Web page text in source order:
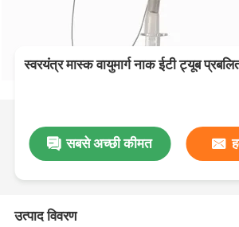
स्वरयंत्र मास्क वायुमार्ग नाक ईटी ट्यूब प्रबलित
सबसे अच्छी कीमत
उत्पाद विवरण